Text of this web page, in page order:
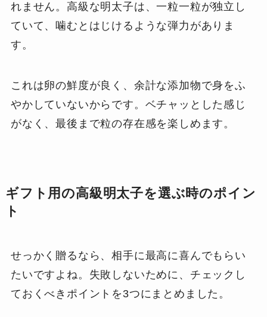
れません。高級な明太子は、一粒一粒が独立し
ていて、噛むとはじけるような弾力がありま
す。
これは卵の鮮度が良く、余計な添加物で身をふ
やかしていないからです。ベチャッとした感じ
がなく、最後まで粒の存在感を楽しめます。
ギフト用の高級明太子を選ぶ時のポイン
ト
せっかく贈るなら、相手に最高に喜んでもらい
たいですよね。失敗しないために、チェックし
ておくべきポイントを3つにまとめました。